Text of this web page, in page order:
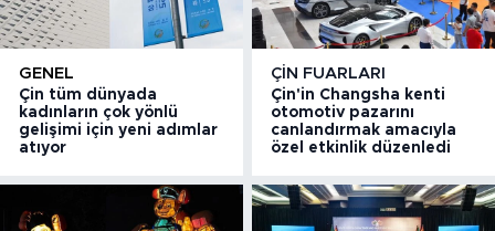
GENEL
Çin tüm dünyada
kadınların çok yönlü
gelişimi için yeni adımlar
atıyor
ÇIN FUARLARI
Çin'in Changsha kenti
otomotiv pazarını
canlandırmak amacıyla
özel etkinlik düzenledi